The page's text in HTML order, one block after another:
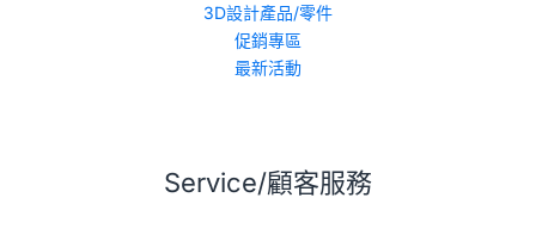
3D設計產品/零件
促銷專區
最新活動
Service/顧客服務